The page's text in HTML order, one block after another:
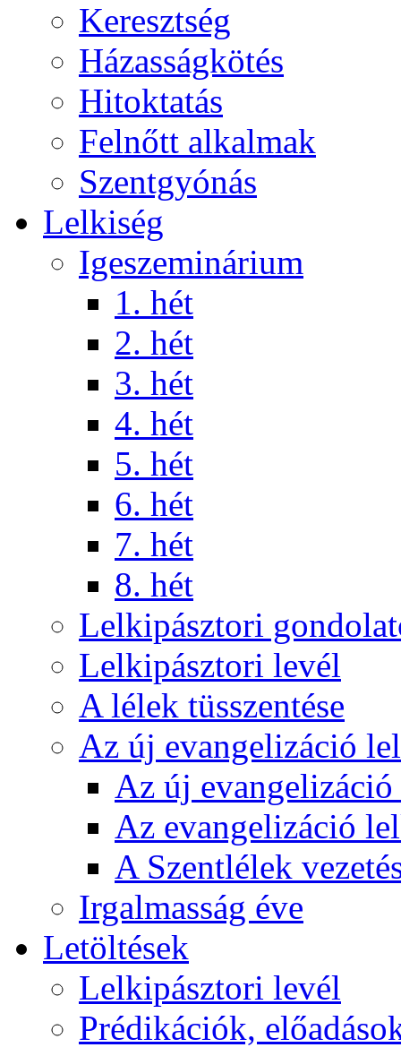
Keresztség
Házasságkötés
Hitoktatás
Felnőtt alkalmak
Szentgyónás
Lelkiség
Igeszeminárium
1. hét
2. hét
3. hét
4. hét
5. hét
6. hét
7. hét
8. hét
Lelkipásztori
Lelkipásztori levél
A lélek tüsszentése
Az új evangelizáció
Az új
Az evangelizáció
A Szentlélek
Irgalmasság éve
Letöltések
Lelkipásztori levél
Prédikációk,